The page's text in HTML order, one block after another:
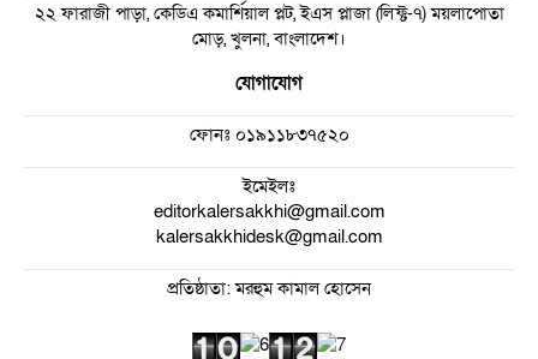
২২ ফারাজী পাড়া, কেডিএ কমার্শিয়াল প্লট, ইএস প্লাজা (লিফ্ট-৭) ময়লাপোতা
মোড়, খুলনা, বাংলাদেশ।
যোগাযোগ
ফোনঃ০১৯১১৮৩৭৫২০
ইমেইলঃ
editorkalersakkhi@gmail.com
kalersakkhidesk@gmail.com
প্রতিষ্ঠাতা: মরহুম কামাল হোসেন